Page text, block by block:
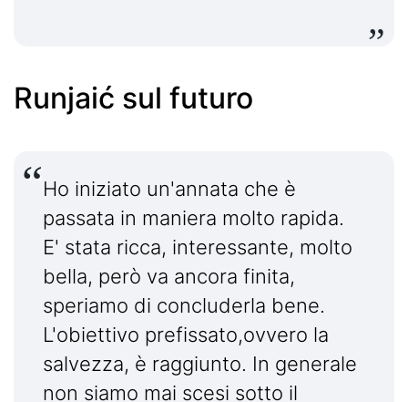
Runjaić sul futuro
Ho iniziato un'annata che è
passata in maniera molto rapida.
E' stata ricca, interessante, molto
bella, però va ancora finita,
speriamo di concluderla bene.
L'obiettivo prefissato,ovvero la
salvezza, è raggiunto. In generale
non siamo mai scesi sotto il